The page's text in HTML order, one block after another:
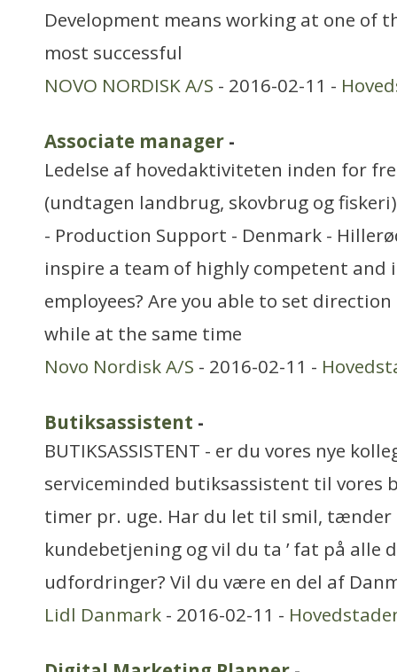
Development means working at one of
most successful
NOVO NORDISK A/S - 2016-02-11 -
Associate manager -
Ledelse af hovedaktiviteten inden for
(undtagen landbrug, skovbrug og fiskeri)
- Production Support - Denmark -
inspire a team of highly competent and
employees? Are you able to set
while at the same time
Novo Nordisk A/S - 2016-02-11 -
Butiksassistent -
BUTIKSASSISTENT - er du vores nye
serviceminded butiksassistent til vores
timer pr. uge. Har du let til smil, tænder
kundebetjening og vil du ta ’ fat på alle
udfordringer? Vil du være en del af
Lidl Danmark - 2016-02-11 -